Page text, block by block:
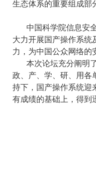
生态体系的重要组成部
中国科学院信息安
大力开展国产操作系统
力 ， 为中国公众网络的
本次论坛充分阐明
政、产、学、研、用各
持下，国产操作系统迎
有成绩的基础上，得到